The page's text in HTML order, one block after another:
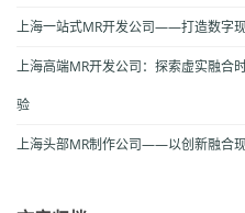
上海一站式MR开发公司——打造数字
上海高端MR开发公司：探索虚实融合
验
上海头部MR制作公司——以创新融合